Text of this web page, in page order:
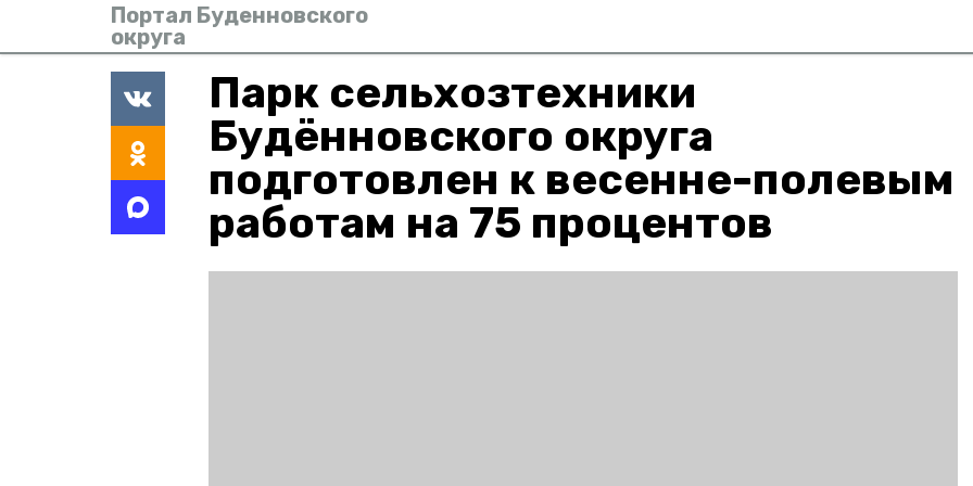
Портал Буденновского
округа
Парк сельхозтехники
Будённовского округа
подготовлен к весенне-полевым
работам на 75 процентов